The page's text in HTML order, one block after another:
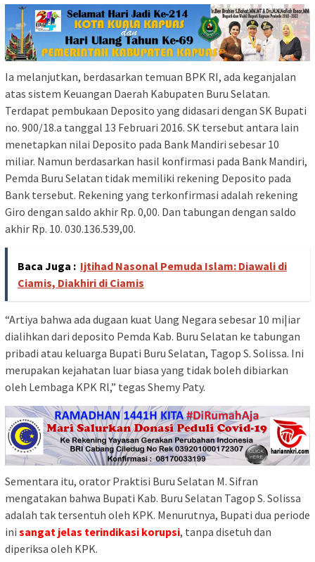
Ia melanjutkan, berdasarkan temuan BPK RI, ada keganjalan
atas sistem Keuangan Daerah Kabupaten Buru Selatan.
Terdapat pembukaan Deposito yang didasari dengan SK Bupati
no. 900/18.a tanggal 13 Februari 2016. SK tersebut antara lain
menetapkan nilai Deposito pada Bank Mandiri sebesar 10
miliar. Namun berdasarkan hasil konfirmasi pada Bank Mandiri,
Pemda Buru Selatan tidak memiliki rekening Deposito pada
Bank tersebut. Rekening yang terkonfirmasi adalah rekening
Giro dengan saldo akhir Rp. 0,00. Dan tabungan dengan saldo
akhir Rp. 10. 030.136.539,00.
Baca Juga : Ijtihad Nasonal Pemuda Islam: Diawali di
Ciamis, Diakhiri di Ciamis
“Artiya bahwa ada dugaan kuat Uang Negara sebesar 10 mi|iar
dialihkan dari deposito Pemda Kab. Buru Selatan ke tabungan
pribadi atau keluarga Bupati Buru Selatan, Tagop S. Solissa. Ini
merupakan kejahatan luar biasa yang tidak boleh dibiarkan
oleh Lembaga KPK Rl,” tegas Shemy Paty.
Sementara itu, orator Praktisi Buru Selatan M. Sifran
mengatakan bahwa Bupati Kab. Buru Selatan Tagop S. Solissa
adalah tak tersentuh oleh KPK. Menurutnya, Bupati dua periode
ini sangat jelas terindikasi korupsi, tanpa disetuh dan
diperiksa oleh KPK.